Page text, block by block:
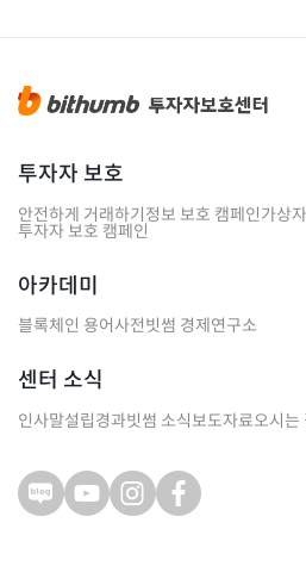
투자자 보호
안전하게 거래하기정보 보호 캠페인가상
투자자 보호 캠페인
아카데미
블록체인 용어사전빗썸 경제연구소
센터 소식
인사말설립경과빗썸 소식보도자료오시는